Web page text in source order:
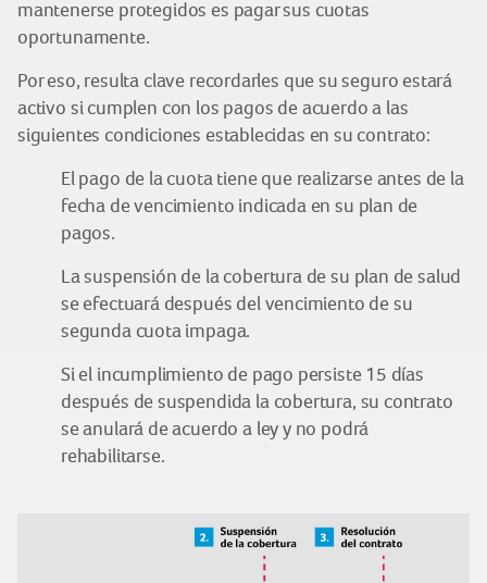
mantenerse protegidos es pagar sus cuotas
oportunamente.
Por eso, resulta clave recordarles que su seguro estará
activo si cumplen con los pagos de acuerdo a las
siguientes condiciones establecidas en su contrato:
El pago de la cuota tiene que realizarse antes de la
fecha de vencimiento indicada en su plan de
pagos.
La suspensión de la cobertura de su plan de salud
se efectuará después del vencimiento de su
segunda cuota impaga.
Si el incumplimiento de pago persiste 15 días
después de suspendida la cobertura, su contrato
se anulará de acuerdo a ley y no podrá
rehabilitarse.